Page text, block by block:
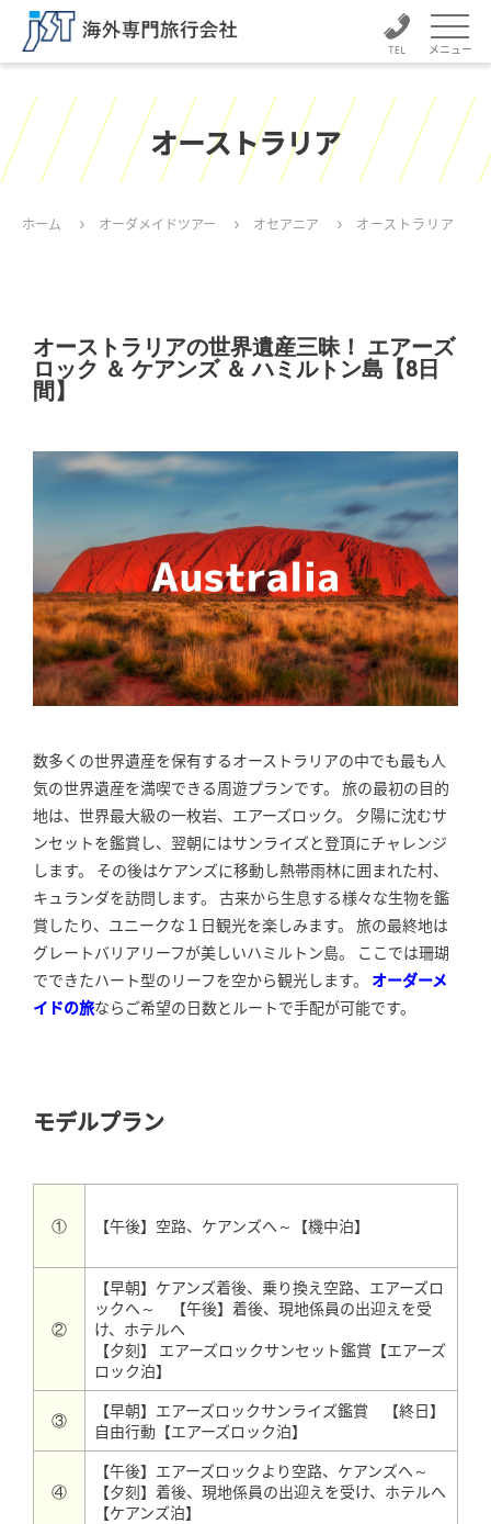
メニュー
オーストラリア
ホーム オーダメイドツアー オセアニア オーストラリア
オーストラリアの世界遺産三昧！ エアーズ
ロック ＆ ケアンズ ＆ ハミルトン島【8日
間】
数多くの世界遺産を保有するオーストラリアの中でも最も人
気の世界遺産を満喫できる周遊プランです。 旅の最初の目的
地は、世界最大級の一枚岩、エアーズロック。 夕陽に沈むサ
ンセットを鑑賞し、翌朝にはサンライズと登頂にチャレンジ
します。 その後はケアンズに移動し熱帯雨林に囲まれた村、
キュランダを訪問します。 古来から生息する様々な生物を鑑
賞したり、ユニークな１日観光を楽しみます。 旅の最終地は
グレートバリアリーフが美しいハミルトン島。 ここでは珊瑚
でできたハート型のリーフを空から観光します。 オーダーメ
イドの旅ならご希望の日数とルートで手配が可能です。
モデルプラン
① 【午後】空路、ケアンズへ～【機中泊】
②
【早朝】ケアンズ着後、乗り換え空路、エアーズロ
ックへ～ 【午後】着後、現地係員の出迎えを受
け、ホテルへ
【夕刻】 エアーズロックサンセット鑑賞【エアーズ
ロック泊】
③
【早朝】エアーズロックサンライズ鑑賞 【終日】
自由行動【エアーズロック泊】
④
【午後】エアーズロックより空路、ケアンズへ～
【夕刻】着後、現地係員の出迎えを受け、ホテルへ
【ケアンズ泊】